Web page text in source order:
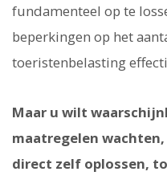
fundamenteel op te
beperkingen op het
toeristenbelasting
Maar u wilt
maatregelen
direct zelf oplossen,